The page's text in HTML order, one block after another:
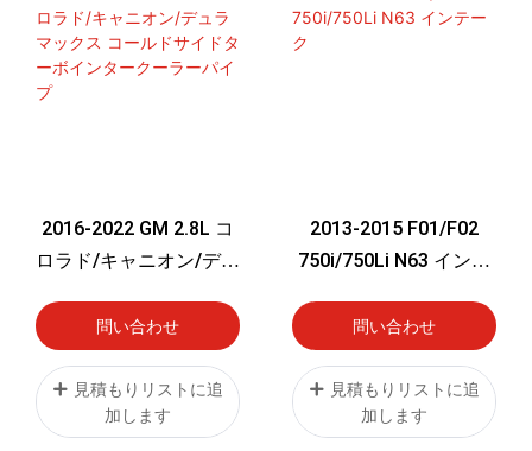
2016-2022 GM 2.8L コ
ロラド/キャニオン/デュ
イドターボインターク
ーラーパイプ
問い合わせ
見積もりリストに追
加します
2013-2015 F01/F02
750i/750Li N63 インテ
問い合わせ
見積もりリストに追
加します